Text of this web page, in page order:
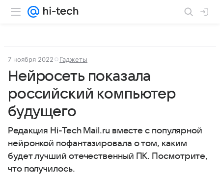
7 ноября 2022 Гаджеты
Нейросеть показала
российский компьютер
будущего
Редакция Hi-Tech Mail.ru вместе с популярной
нейронкой пофантазировала о том, каким
будет лучший отечественный ПК. Посмотрите,
что получилось.